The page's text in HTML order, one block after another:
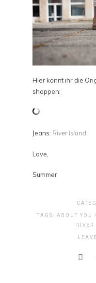
Hier könnt ihr die
shoppen:
Jeans: River Island
Love,
Summer
TAGS: ABOUT YOU